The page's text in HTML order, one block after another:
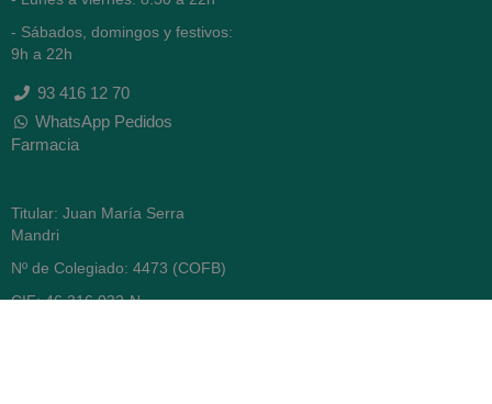
- Sábados, domingos y festivos:
9h a 22h
93 416 12 70
WhatsApp Pedidos
Farmacia
Titular: Juan María Serra
Mandri
Nº de Colegiado: 4473 (COFB)
CIF: 46.316.032-N